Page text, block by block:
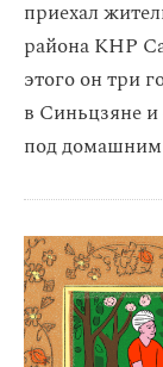
приехал
района КНР
этого он три
в Синьцзяне и
под домашним